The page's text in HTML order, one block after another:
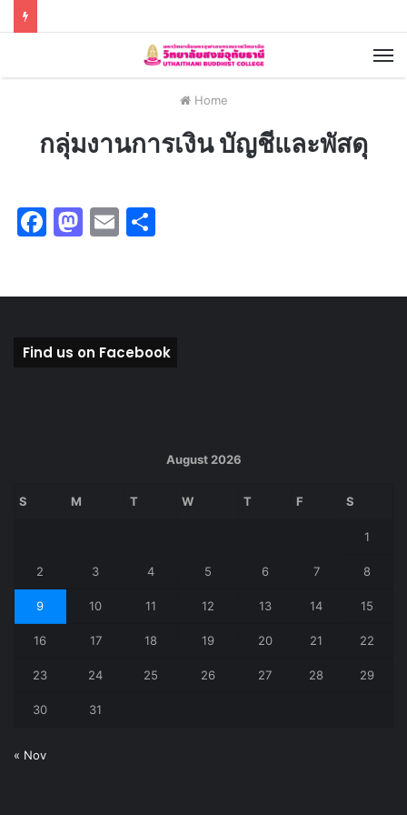
Home
กลุ่มงานการเงิน บัญชีและพัสดุ
F
b
o
M
d
o
E
Find us on Facebook
August 2026
S M T W T F S
1
2 3 4 5 6 7 8
9 10 11 12 13 14 15
16 17 18 19 20 21 22
23 24 25 26 27 28 29
30 31
« Nov